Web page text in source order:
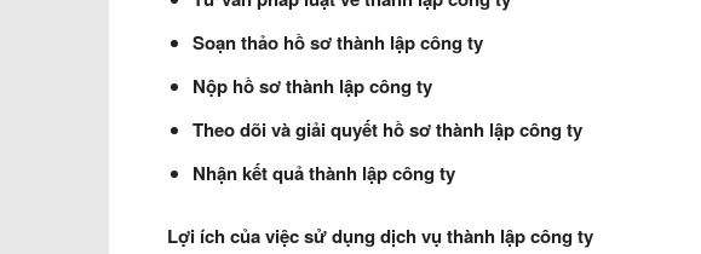
Soạn thảo hồ sơ thành lập công ty
Nộp hồ sơ thành lập công ty
Theo dõi và giải quyết hồ sơ thành lập công ty
Nhận kết quả thành lập công ty
Lợi ích của việc sử dụng dịch vụ thành lập công ty